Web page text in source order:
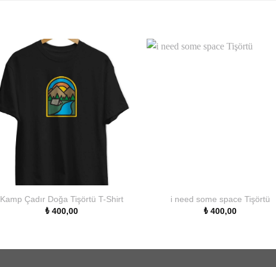
Kamp Çadır Doğa Tişörtü T-Shirt
₺400,00
i need some space Tişörtü
₺ 400,00